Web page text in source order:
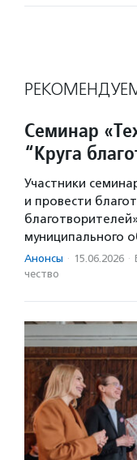
Семинар
“Круга
Участники
и провести
муниципального
Анонсы · 15.06.2026 ·
чест­во